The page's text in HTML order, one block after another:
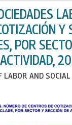
Y
POR
LABOR AND SOCIAL